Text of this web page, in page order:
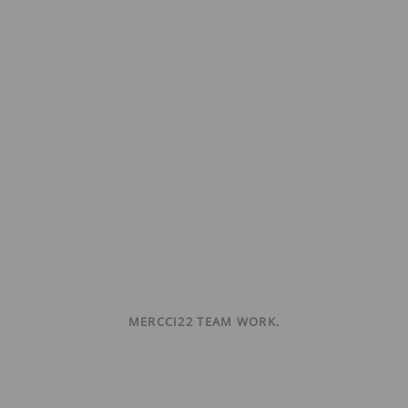
MERCCI22 TEAM WORK.